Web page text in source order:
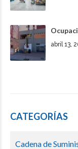
abril 13,
CATEGORÍAS
Cadena de